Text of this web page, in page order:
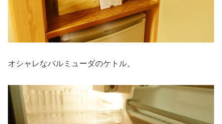
オシャレなバルミューダのケトル。